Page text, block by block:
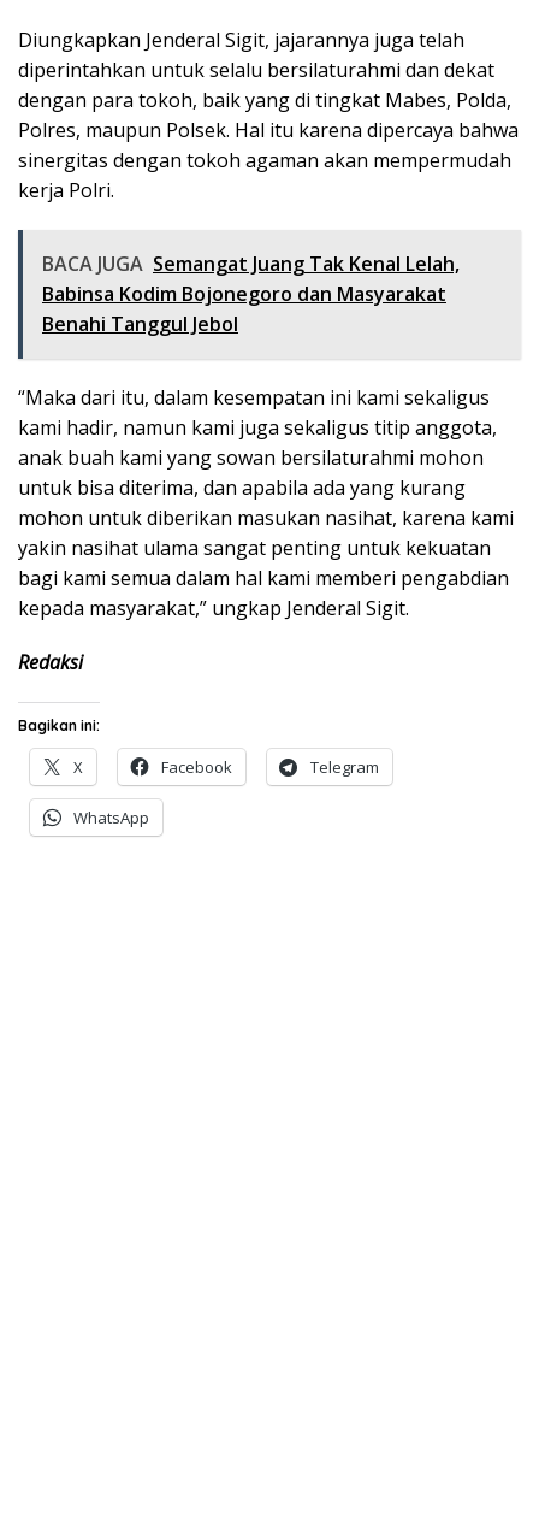
Diungkapkan Jenderal Sigit, jajarannya juga telah
diperintahkan untuk selalu bersilaturahmi dan dekat
dengan para tokoh, baik yang di tingkat Mabes, Polda,
Polres, maupun Polsek. Hal itu karena dipercaya bahwa
sinergitas dengan tokoh agaman akan mempermudah
kerja Polri.
BACA JUGA Semangat Juang Tak Kenal Lelah,
Babinsa Kodim Bojonegoro dan Masyarakat
Benahi Tanggul Jebol
“Maka dari itu, dalam kesempatan ini kami sekaligus
kami hadir, namun kami juga sekaligus titip anggota,
anak buah kami yang sowan bersilaturahmi mohon
untuk bisa diterima, dan apabila ada yang kurang
mohon untuk diberikan masukan nasihat, karena kami
yakin nasihat ulama sangat penting untuk kekuatan
bagi kami semua dalam hal kami memberi pengabdian
kepada masyarakat,” ungkap Jenderal Sigit.
Redaksi
Bagikan ini:
X Facebook Telegram
WhatsApp